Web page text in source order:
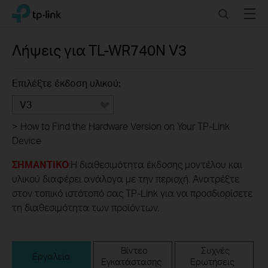
Click
navigation
TP-Link, Reliably Smart SearchMenu
Λήψεις γιαTL-WR740N V3
Επιλέξτε έκδοση υλικού:
V3
> How to Find the Hardware Version on Your TP-Link
Device
ΣΗΜΑΝΤΙΚΟ:Η διαθεσιμότητα έκδοσης μοντέλου και
υλικού διαφέρει ανάλογα με την περιοχή. Ανατρέξτε
στον τοπικό ιστότοπό σας TP-Link για να προσδιορίσετε
τη διαθεσιμότητα των προϊόντων.
Εργαλεία
Βίντεο
Εγκατάστασης
Συχνές
Ερωτήσεις